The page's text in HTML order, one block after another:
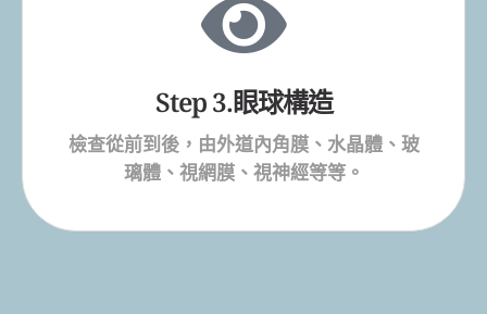
Step 2.檢查時間
*檢查時間約1~2小時(需要散瞳檢查)